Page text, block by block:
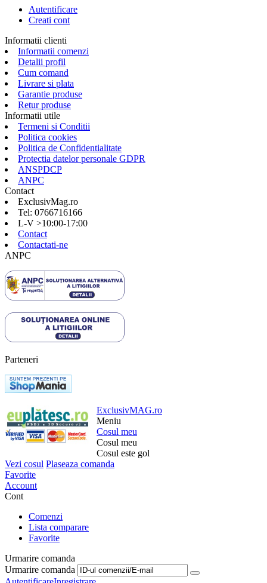
Autentificare
Creati cont
Informatii clienti
Informatii comenzi
Detalii profil
Cum comand
Livrare si plata
Garantie produse
Retur produse
Informatii utile
Termeni si Conditii
Politica cookies
Politica de Confidentialitate
Protectia datelor personale GDPR
ANSPDCP
ANPC
Contact
ExclusivMag.ro
Tel: 0766716166
L-V >10:00-17:00
Contact
Contactati-ne
ANPC
Parteneri
ExclusivMAG.ro
Meniu
Cosul meu
Cosul meu
Cosul este gol
Vezi cosul Plaseaza comanda
Favorite
Account
Cont
Comenzi
Lista comparare
Favorite
Urmarire comanda
Urmarire comanda